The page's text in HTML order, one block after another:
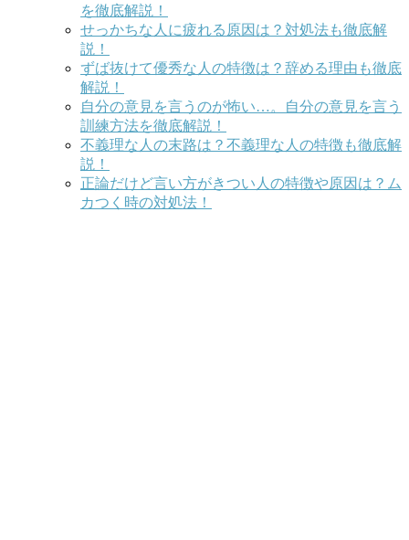
を徹底解説！
せっかちな人に疲れる原因は？対処法も徹底解
説！
ずば抜けて優秀な人の特徴は？辞める理由も徹底
解説！
自分の意見を言うのが怖い…。自分の意見を言う
訓練方法を徹底解説！
不義理な人の末路は？不義理な人の特徴も徹底解
説！
正論だけど言い方がきつい人の特徴や原因は？ム
カつく時の対処法！